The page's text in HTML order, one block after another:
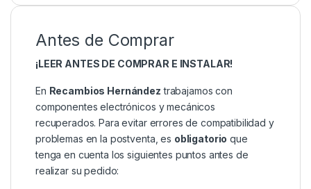
Antes de Comprar
¡LEER ANTES DE COMPRAR E INSTALAR!
En Recambios Hernández trabajamos con
componentes electrónicos y mecánicos
recuperados. Para evitar errores de compatibilidad y
problemas en la postventa, es obligatorio que
tenga en cuenta los siguientes puntos antes de
realizar su pedido: